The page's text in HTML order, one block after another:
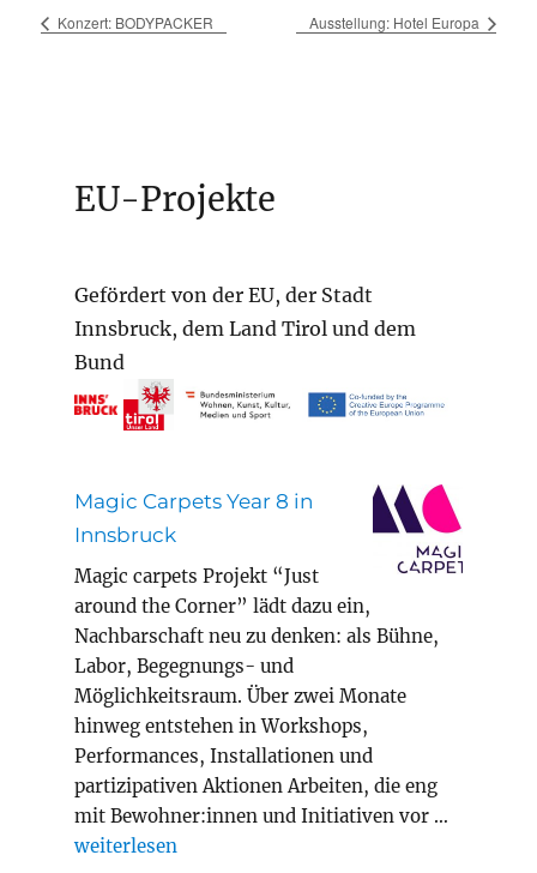
Konzert: BODYPACKER Ausstellung: Hotel Europa
EU-Projekte
Gefördert von der EU, der Stadt
Innsbruck, dem Land Tirol und dem
Bund
Magic Carpets Year 8 in
Innsbruck
Magic carpets Projekt “Just
around the Corner” lädt dazu ein,
Nachbarschaft neu zu denken: als Bühne,
Labor, Begegnungs- und
Möglichkeitsraum. Über zwei Monate
hinweg entstehen in Workshops,
Performances, Installationen und
partizipativen Aktionen Arbeiten, die eng
mit Bewohner:innen und Initiativen vor …
„Magic Carpets Year 8 in Innsbruck“
weiterlesen